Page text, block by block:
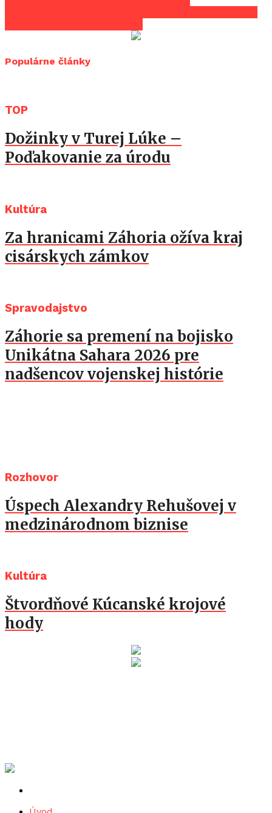
Populárne články
TOP
Dožinky v Turej Lúke –
Poďakovanie za úrodu
Kultúra
Za hranicami Záhoria ožíva kraj
cisárskych zámkov
Spravodajstvo
Záhorie sa premení na bojisko
Unikátna Sahara 2026 pre
nadšencov vojenskej histórie
Rozhovor
Úspech Alexandry Rehušovej v
medzinárodnom biznise
Kultúra
Štvordňové Kúcanské krojové
hody